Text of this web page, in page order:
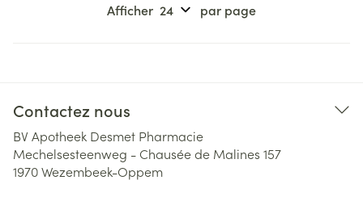
Afficher par page
Contactez nous
BV Apotheek Desmet Pharmacie
Mechelsesteenweg - Chausée de Malines 157
1970Wezembeek-Oppem